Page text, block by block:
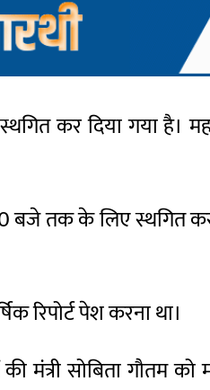
स्थगित कर दिया गया
बजे तक के लिए स्थगित
रिपोर्ट पेश करना था।
सोबिता गौतम को